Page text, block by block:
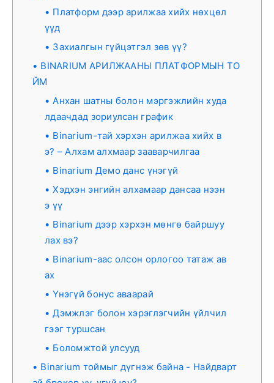
Платформ дээр арилжаа хийх нөхцөл
үүд
Захиалгын гүйцэтгэл зөв үү?
BINARIUM АРИЛЖААНЫ ПЛАТФОРМЫН ТО
ЙМ
Анхан шатны болон мэргэжлийн худа
лдаачдад зориулсан график
Binarium-тай хэрхэн арилжаа хийх в
э? – Алхам алхмаар зааварчилгаа
Binarium Демо данс үнэгүй
Хэдхэн энгийн алхамаар дансаа нээн
э үү
Binarium дээр хэрхэн мөнгө байршуу
лах вэ?
Binarium-аас олсон орлогоо татаж ав
ах
Үнэгүй бонус аваарай
Дэмжлэг болон хэрэглэгчийн үйлчил
гээг туршсан
Боломжтой улсууд
Binarium тоймыг дүгнэж байна - Найдварт